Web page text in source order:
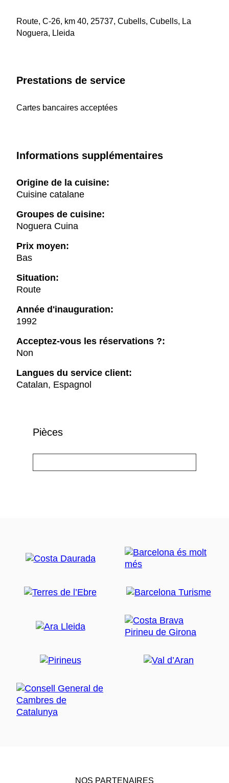
Route, C-26, km 40, 25737, Cubells, Cubells, La
Noguera, Lleida
Prestations de service
Cartes bancaires acceptées
Informations supplémentaires
Origine de la cuisine:
Cuisine catalane
Groupes de cuisine:
Noguera Cuina
Prix moyen:
Bas
Situation:
Route
Année d'inauguration:
1992
Acceptez-vous les réservations ?:
Non
Langues du service client:
Catalan, Espagnol
Pièces
NOS PARTENAIRES